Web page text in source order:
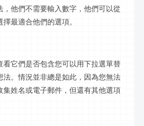
，他們不需要輸入數字，他們可以從
最適合他們的選項。
看它們是否包含您可以用下拉選單替
法。情況並非總是如此，因為您無法
集姓名或電子郵件，但還有其他選項